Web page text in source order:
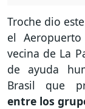
Troche dio
el
vecina de La
de ayuda
Brasil que
entre los